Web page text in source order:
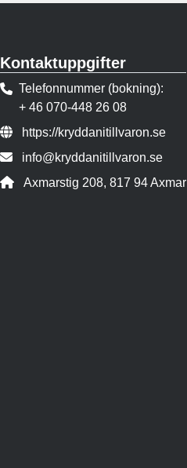
Kontaktuppgifter
Telefonnummer (bokning)
+ 46 070-448 26 08
Webbsida:
https://kryddanitillvaron.se
E-post:
info@kryddanitillvaron.se
Adress:
Axmarstig 208, 817 94 Axmar